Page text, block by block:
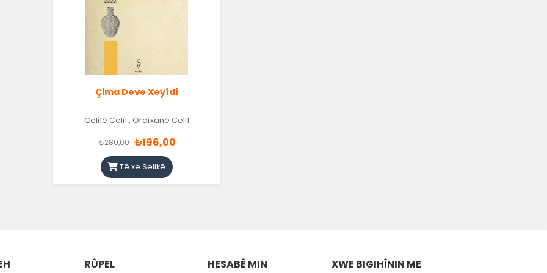
Çima Deve Xeyîdî
Celîlê Celîl , Ordîxanê Celîl
₺280,00 ₺196,00
Tê xe Selikê
RÛPEL HESABÊ MIN XWE BIGIHÎNIN ME